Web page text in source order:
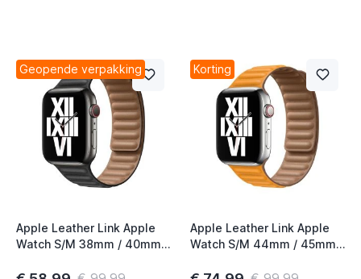
Geopende verpakking
Apple Leather Link Apple
Watch S/M 38mm / 40mm /
Korting
Apple Leather Link Apple
Watch S/M 44mm / 45mm /